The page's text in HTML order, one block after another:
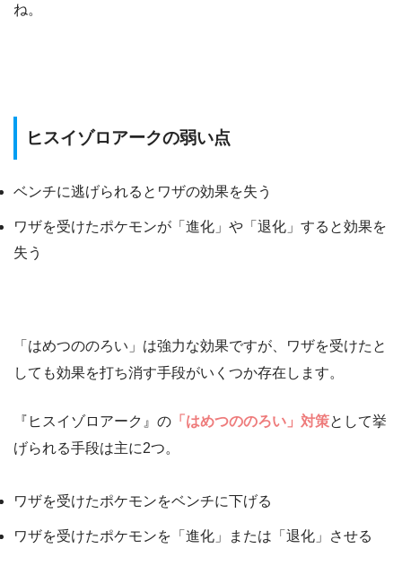
ね。
ヒスイゾロアークの弱い点
ベンチに逃げられるとワザの効果を失う
ワザを受けたポケモンが「進化」や「退化」すると効果を
失う
「はめつののろい」は強力な効果ですが、ワザを受けたと
しても効果を打ち消す手段がいくつか存在します。
『ヒスイゾロアーク』の 「はめつののろい」対策として挙
げられる手段は主に2つ。
ワザを受けたポケモンをベンチに下げる
ワザを受けたポケモンを「進化」または「退化」させる